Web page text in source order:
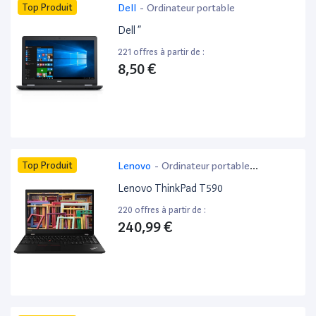
Top Produit Dell - Ordinateur portable
Dell ”
221 offres à partir de :
8,50 €
Top Produit Lenovo - Ordinateur portable
bureautique
Lenovo ThinkPad T590
220 offres à partir de :
240,99 €